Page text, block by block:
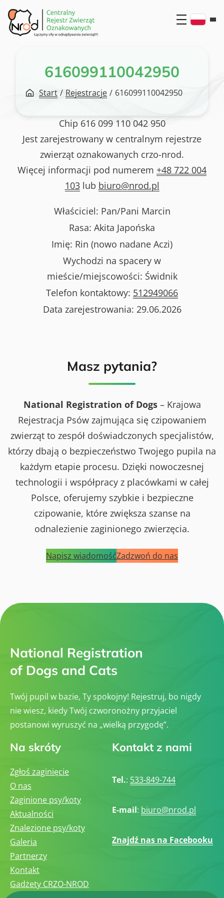
Przejdź
do
treści
616099110042950
Start / Rejestracje / 616099110042950
Chip 616 099 110 042 950
Jest zarejestrowany w centralnym rejestrze
zwierząt oznakowanych crzo-nrod.
Więcej informacji pod numerem +48 722 004
103lub biuro@nrod.pl
Właściciel: Pan/Pani Marcin
Rasa: Akita Japońska
Imię: Rin (nowo nadane Aczi)
Wychodzi na spacery w
mieście/miejscowości: Świdnik
Telefon kontaktowy: 512949066
Data zarejestrowania: 29.06.2026
Masz pytania?
National Registration of Dogs– Krajowa
Rejestracja Psów zajmująca się czipowaniem
zwierząt to zespół doświadczonych specjalistów,
którzy dbają o bezpieczeństwo Twojego pupila na
każdym etapie procesu. Dzięki nowoczesnej
technologii i współpracy z placówkami w całej
Polsce, oferujemy szybkie i bezpieczne
czipowanie, które zwiększa szanse na
odnalezienie zaginionego zwierzęcia.
Napisz wiadomośćZadzwoń do nas
National Registration
of Dogs and Cats
Twój pupil w bazie, Ty spokojny! Rejestruj, bo nigdy
nie wiesz, kiedy Twój czworonożny przyjaciel
postanowi wyruszyć na „wielką przygodę”.
Na skróty
Zgłoś zaginięcie
O nas
Zaginione psy/koty
Aktualności
Znalezione psy/koty
Galeria
Partnerzy
Kontakt
Gadżety CRZO-NROD
Kontakt z nami
Tel.: 533-849-744
E-mail: biuro@nrod.pl
Znajdź nas na Facebooku